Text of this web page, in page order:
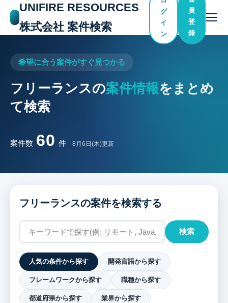
UNIFIRE RESOURCES
株式会社 案件検索
グ
イ
ン
員
登
録
希望に合う案件がすぐ見つかる
フリーランスの案件情報をまとめ
て検索
案件数 60 件 8月6日(木)更新
フリーランスの案件を検索する
検索
人気の条件から探す 開発言語から探す
フレームワークから探す 職種から探す
都道府県から探す 業界から探す